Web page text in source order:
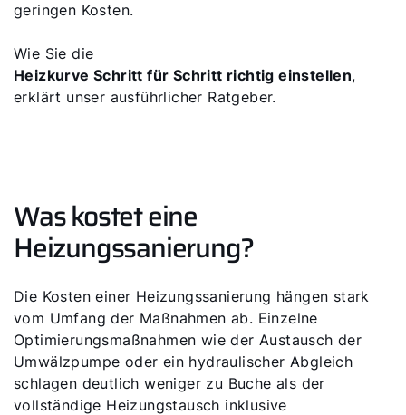
geringen Kosten.
Wie Sie die
Heizkurve Schritt für Schritt richtig einstellen,
erklärt unser ausführlicher Ratgeber.
Was kostet eine
Heizungssanierung?
Die Kosten einer Heizungssanierung hängen stark
vom Umfang der Maßnahmen ab. Einzelne
Optimierungsmaßnahmen wie der Austausch der
Umwälzpumpe oder ein hydraulischer Abgleich
schlagen deutlich weniger zu Buche als der
vollständige Heizungstausch inklusive